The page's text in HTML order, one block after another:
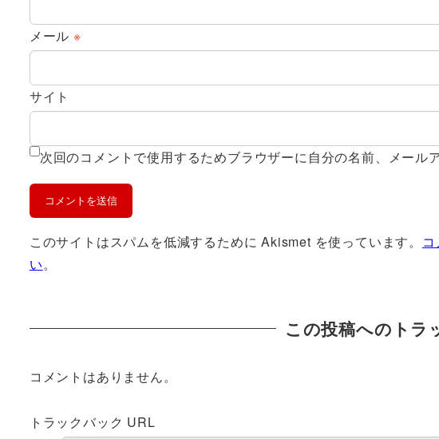
メール ※
サイト
次回のコメントで使用するためブラウザーに自分の名前、メール
このサイトはスパムを低減するために Akismet を使っています。
い。
この投稿へのトラ
コメントはありません。
トラックバック URL